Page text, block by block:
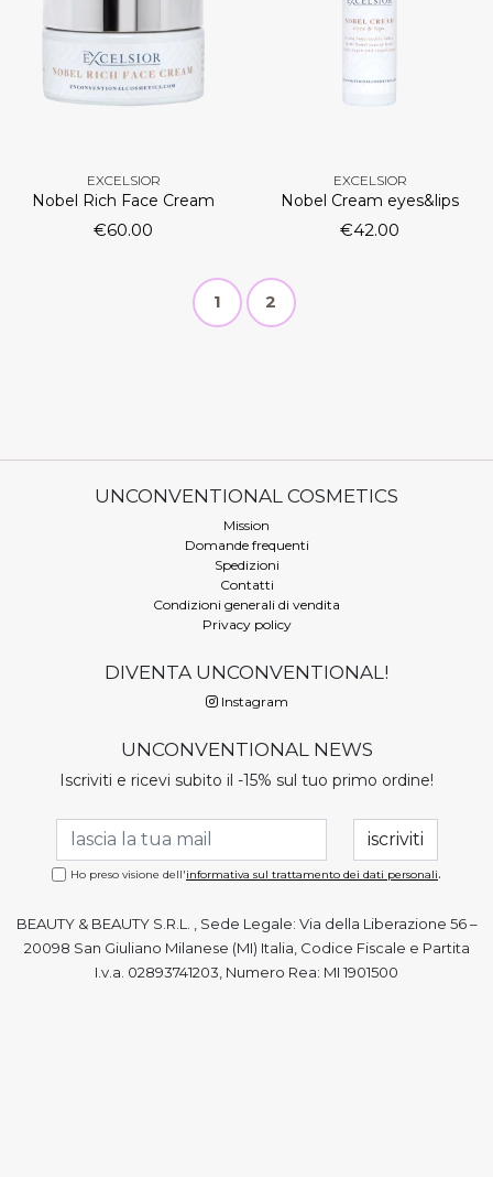
EXCELSIOR
Nobel Rich Face Cream
€60.00
EXCELSIOR
Nobel Cream eyes&lips
€42.00
i
P
1 P
2
UNCONVENTIONAL COSMETICS
Mission
Domande frequenti
Spedizioni
Contatti
Condizioni generali di vendita
Privacy policy
DIVENTA UNCONVENTIONAL!
Instagram
UNCONVENTIONAL NEWS
Iscriviti e ricevi subito il -15% sul tuo primo ordine!
Ho preso visione dell'informativa sul trattamento dei dati personali.
BEAUTY & BEAUTY S.R.L. , Sede Legale: Via della Liberazione 56 –
20098 San Giuliano Milanese (MI) Italia, Codice Fiscale e Partita
I.v.a. 02893741203, Numero Rea: MI 1901500